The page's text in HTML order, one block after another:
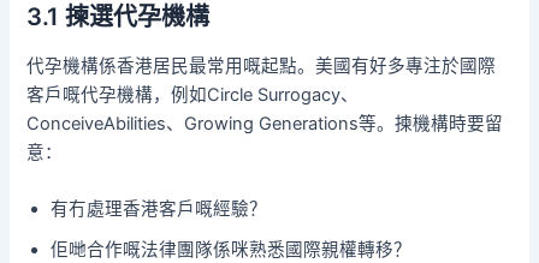
3.1 揀選代孕機構
代孕機構係香港居民最常用嘅起點。美國有好多專注於國際
客戶嘅代孕機構，例如Circle Surrogacy、
ConceiveAbilities、Growing Generations等。揀機構時要留
意：
有冇處理香港客戶嘅經驗？
佢哋合作嘅法律團隊係咪熟悉國際親權轉移？